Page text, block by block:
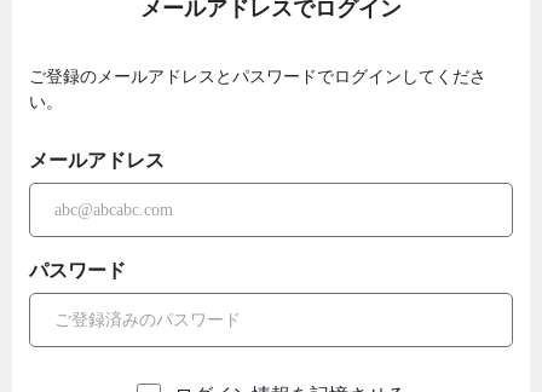
メールアドレスでログイン
ご登録のメールアドレスとパスワードでログインしてくださ
い。
メールアドレス
パスワード